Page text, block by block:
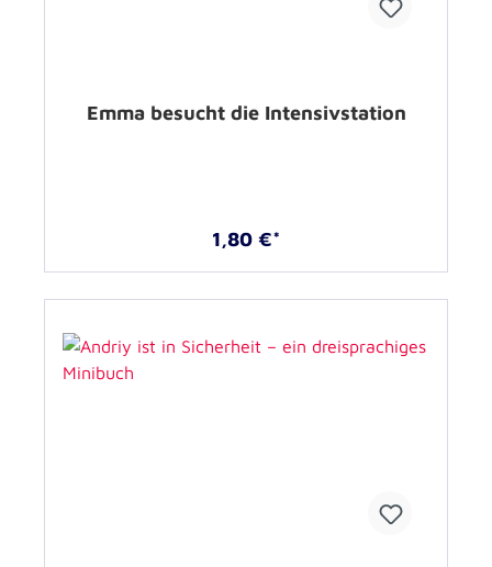
Emma besucht die Intensivstation
1,80 €*